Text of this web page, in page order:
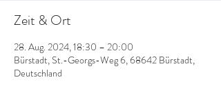
Zeit & Ort
28. Aug. 2024, 18:30 – 20:00
Bürstadt, St.-Georgs-Weg 6, 68642 Bürstadt,
Deutschland